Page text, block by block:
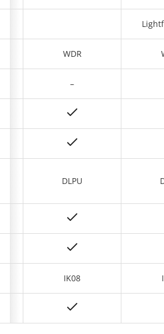
WDR
–
DLPU
IK08